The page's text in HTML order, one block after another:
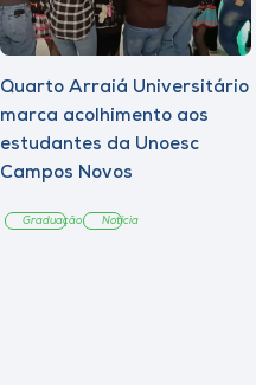
Quarto Arraiá Universitário
marca acolhimento aos
estudantes da Unoesc
Campos Novos
Graduação Notícia